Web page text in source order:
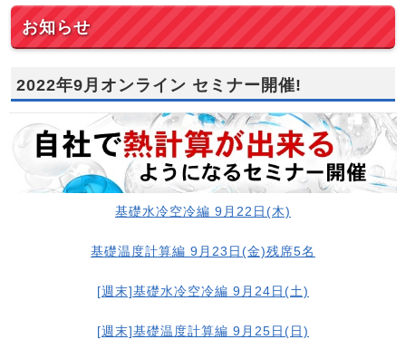
お知らせ
2022年9月オンライン セミナー開催!
基礎水冷空冷編 9月22日(木)
基礎温度計算編 9月23日(金)残席5名
[週末]基礎水冷空冷編 9月24日(土)
[週末]基礎温度計算編 9月25日(日)